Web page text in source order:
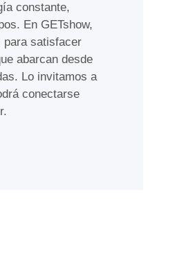
constante,
En GETshow,
para satisfacer
abarcan desde
Lo invitamos a
conectarse